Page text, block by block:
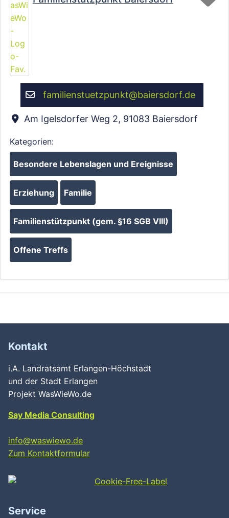
familienstuetzpunkt@baiersdorf.de
Am Igelsdorfer Weg 2, 91083 Baiersdorf
Kategorien:
Besondere Lebenslagen und Ereignisse
Erziehung Familie
Familienstützpunkt (gem. §16 SGB VIII)
Offene Treffs
Kontakt
i.A. Landratsamt Erlangen-Höchstadt
und der Stadt Erlangen
Projekt WasWieWo.de
Say Media Consulting
info@waswiewo.de
Zum Kontaktformular
Service